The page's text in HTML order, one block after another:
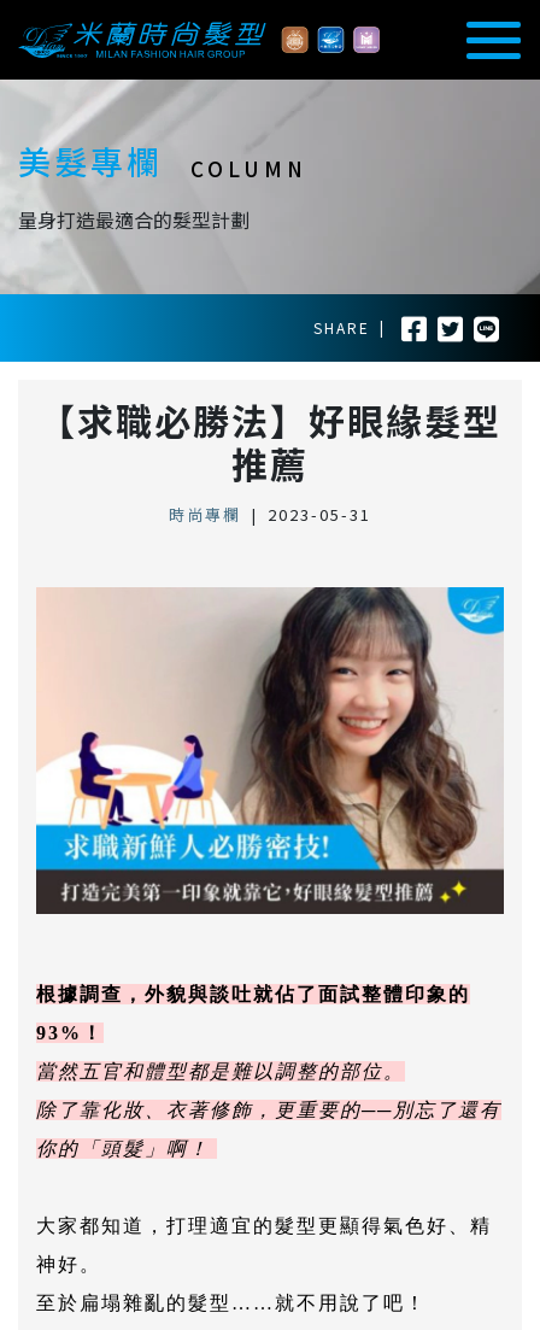
美髮專欄 COLUMN
量身打造最適合的髮型計劃
SHARE |
【求職必勝法】好眼緣髮型
推薦
時尚專欄 | 2023-05-31
根據調查，外貌與談吐就佔了面試整體印象的
93%！
當然五官和體型都是難以調整的部位。
除了靠化妝、衣著修飾，更重要的──別忘了還有
你的「頭髮」啊！
大家都知道，打理適宜的髮型更顯得氣色好、精
神好。
至於扁塌雜亂的髮型……就不用說了吧！